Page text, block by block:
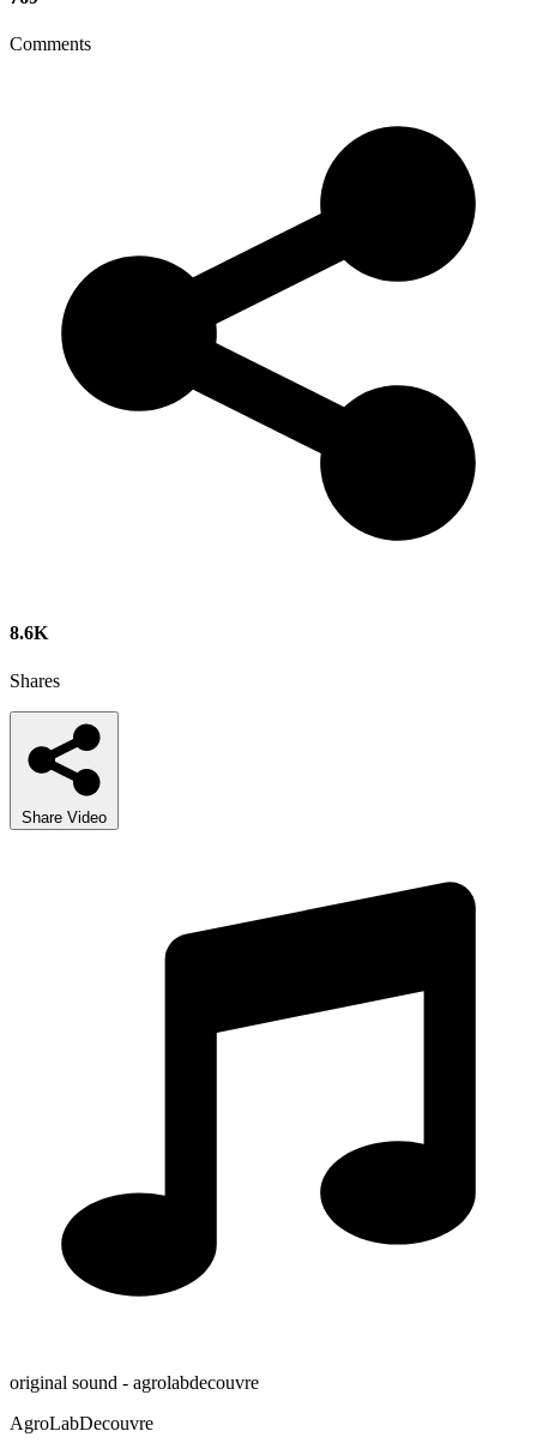
Comments
8.6K
Shares
Share Video
original sound - agrolabdecouvre
AgroLabDecouvre